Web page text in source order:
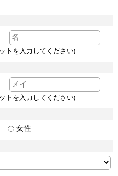
トを入力してください)
トを入力してください)
女性